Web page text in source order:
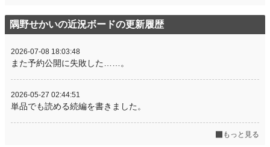
隅野せかいの近況ボードの更新履歴
2026-07-08 18:03:48
また予約公開に失敗した……。
2026-05-27 02:44:51
単品でも読める続編を書きました。
もっと見る